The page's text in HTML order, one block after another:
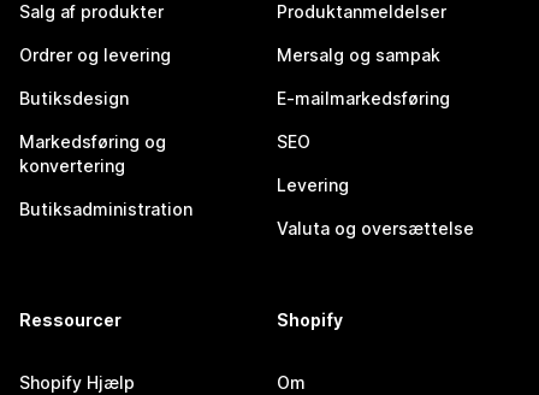
Salg af produkter
Ordrer og levering
Butiksdesign
Markedsføring og
konvertering
Butiksadministration
Produktanmeldelser
Mersalg og sampak
E-mailmarkedsføring
SEO
Levering
Valuta og oversættelse
Ressourcer
Shopify Hjælp
Shopify
Om